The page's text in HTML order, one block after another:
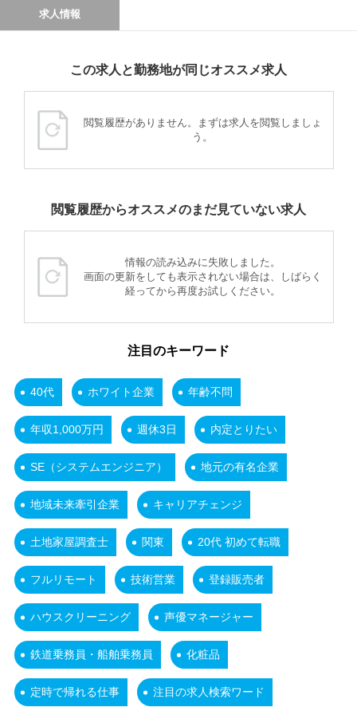
求人情報
この求人と勤務地が同じオススメ求人
閲覧履歴がありません。まずは求人を閲覧しましょ
う。
閲覧履歴からオススメのまだ見ていない求人
情報の読み込みに失敗しました。
画面の更新をしても表示されない場合は、しばらく
経ってから再度お試しください。
注目のキーワード
40代 ホワイト企業 年齢不問
年収1,000万円 週休3日 内定とりたい
SE（システムエンジニア） 地元の有名企業
地域未来牽引企業 キャリアチェンジ
土地家屋調査士 関東 20代 初めて転職
フルリモート 技術営業 登録販売者
ハウスクリーニング 声優マネージャー
鉄道乗務員・船舶乗務員 化粧品
定時で帰れる仕事 注目の求人検索ワード